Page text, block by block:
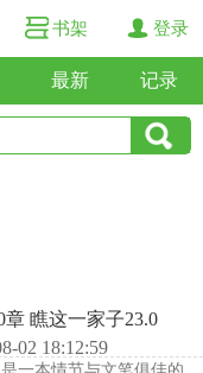
书架 登录
最新 记录
章 瞧这一家子23.0
02 18:12:59